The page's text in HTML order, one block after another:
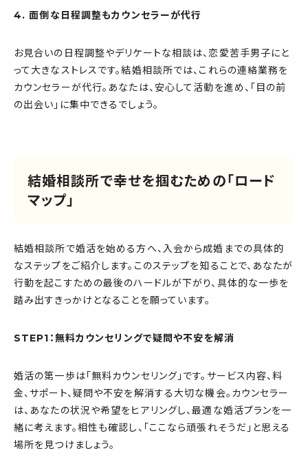
4. 面倒な日程調整もカウンセラーが代行
お見合いの日程調整やデリケートな相談は、恋愛苦手男子にと
って大きなストレスです。結婚相談所では、これらの連絡業務を
カウンセラーが代行。あなたは、安心して活動を進め、「目の前
の出会い」に集中できるでしょう。
結婚相談所で幸せを掴むための「ロード
マップ」
結婚相談所で婚活を始める方へ、入会から成婚までの具体的
なステップをご紹介します。このステップを知ることで、あなたが
行動を起こすための最後のハードルが下がり、具体的な一歩を
踏み出すきっかけとなることを願っています。
STEP1：無料カウンセリングで疑問や不安を解消
婚活の第一歩は「無料カウンセリング」です。サービス内容、料
金、サポート、疑問や不安を解消する大切な機会。カウンセラー
は、あなたの状況や希望をヒアリングし、最適な婚活プランを一
緒に考えます。相性も確認し、「ここなら頑張れそうだ」と思える
場所を見つけましょう。